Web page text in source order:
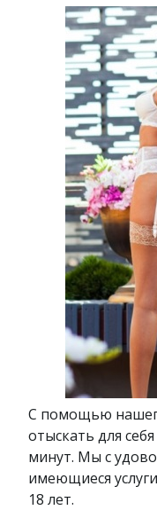
С помощью
отыскать для
минут. Мы с
имеющиеся
18 лет.